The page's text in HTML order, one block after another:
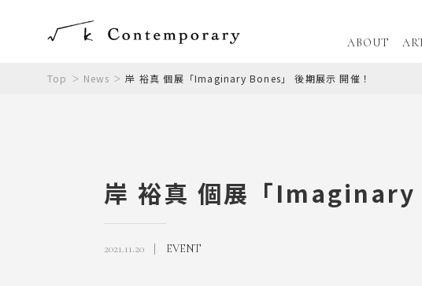
ABOUT
Top News 岸 裕真 個展「Imaginary Bones」 後期展示 開催！
岸 裕真 個展「Imaginary
2021.11.20 EVENT